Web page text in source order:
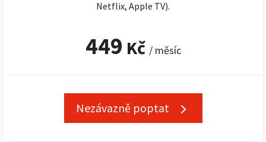
Netflix, Apple TV).
449 Kč / měsíc
Nezávazně poptat